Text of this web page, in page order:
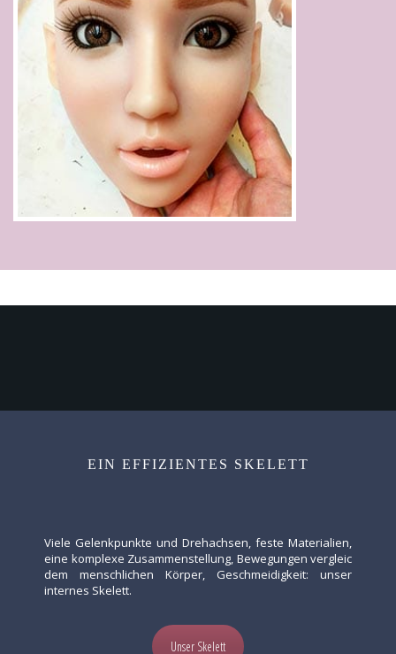
EIN EFFIZIENTES SKELETT
Viele Gelenkpunkte und Drehachsen, feste Materialien,
eine komplexe Zusammenstellung, Bewegungen vergleic
dem menschlichen Körper, Geschmeidigkeit: unser
internes Skelett.
Unser Skelett